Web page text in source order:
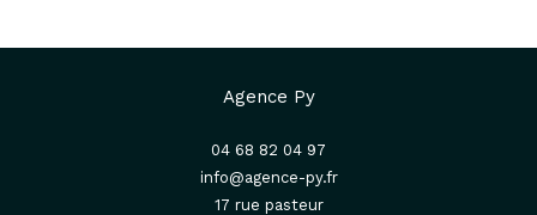
Agence Py
04 68 82 04 97
info@agence-py.fr
17 rue pasteur